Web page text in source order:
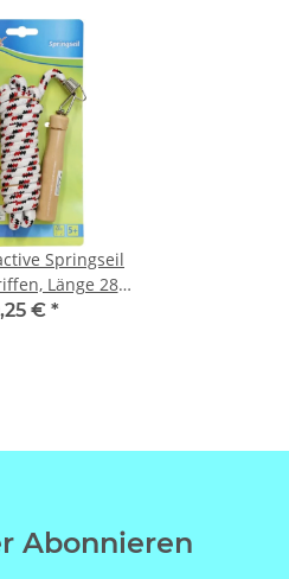
Springseil
Länge 280
cm€ *
Abonnieren